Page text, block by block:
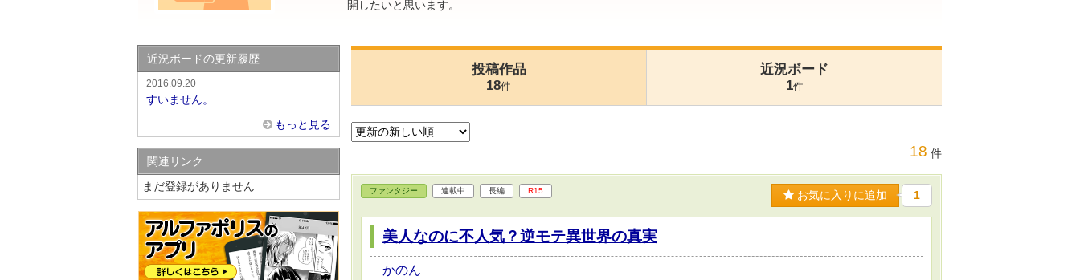
開したいと思います。
投稿作品
18件
近況ボード
1件
18 件
ファンタジー 連載中 長編 R15 お気に入りに追加 1
美人なのに不人気？逆モテ異世界の真実
かのん
近況ボードの更新履歴
2016.09.20
すいません。
もっと見る
関連リンク
まだ登録がありません